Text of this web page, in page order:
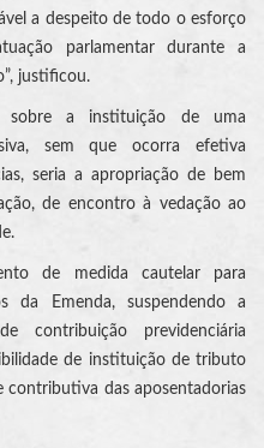
a despeito de todo o esforço
parlamentar durante a
justificou.
a instituição de uma
sem que ocorra efetiva
seria a apropriação de bem
de encontro à vedação ao
de medida cautelar para
da Emenda, suspendendo a
contribuição previdenciária
de instituição de tributo
contributiva das aposentadorias